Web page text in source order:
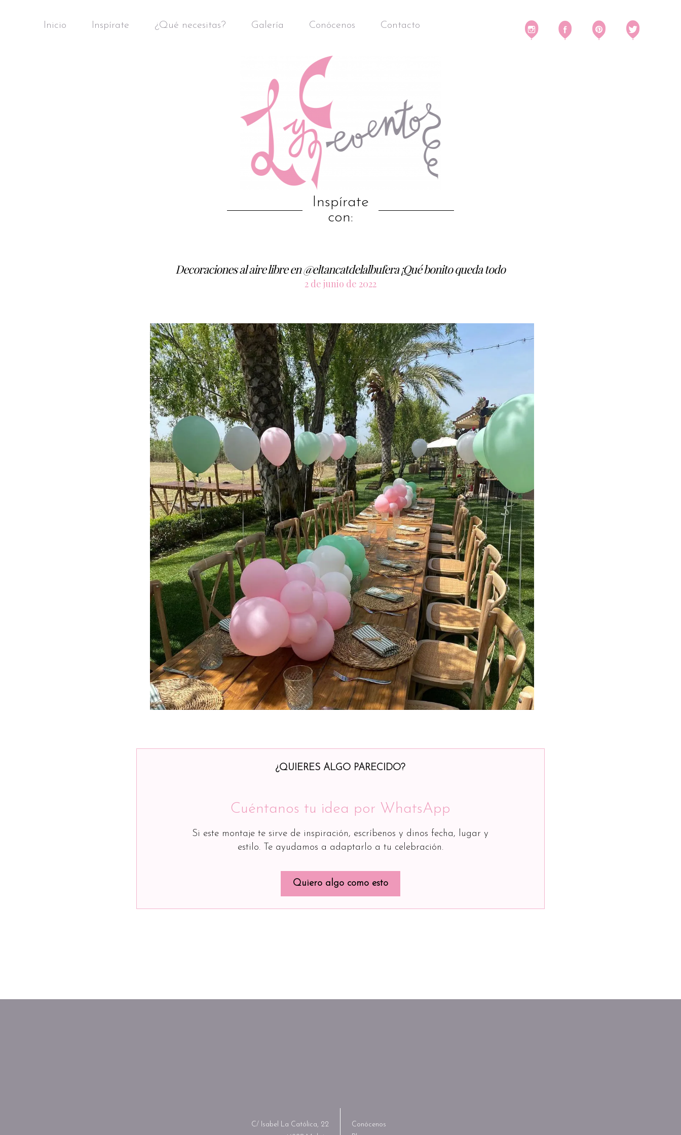
Inicio Inspírate ¿Qué necesitas? Galería Conócenos Contacto
Inspírate
con:
Decoraciones al aire libre en @eltancatdelalbufera ¡Qué bonito queda todo
2 de junio de 2022
¿QUIERES ALGO PARECIDO?
Cuéntanos tu idea por WhatsApp
Si este montaje te sirve de inspiración, escríbenos y dinos fecha, lugar y
estilo. Te ayudamos a adaptarlo a tu celebración.
Quiero algo como esto
C/ Isabel La Católica, 22
Conócenos